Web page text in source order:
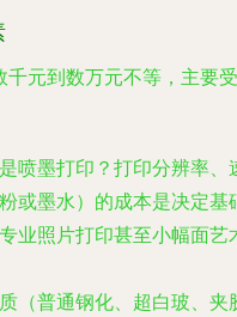
元到数万元不等，主要受
喷墨打印？打印分辨率、
或墨水）的成本是决定基
业照片打印甚至小幅面艺
（普通钢化、超白玻、夹